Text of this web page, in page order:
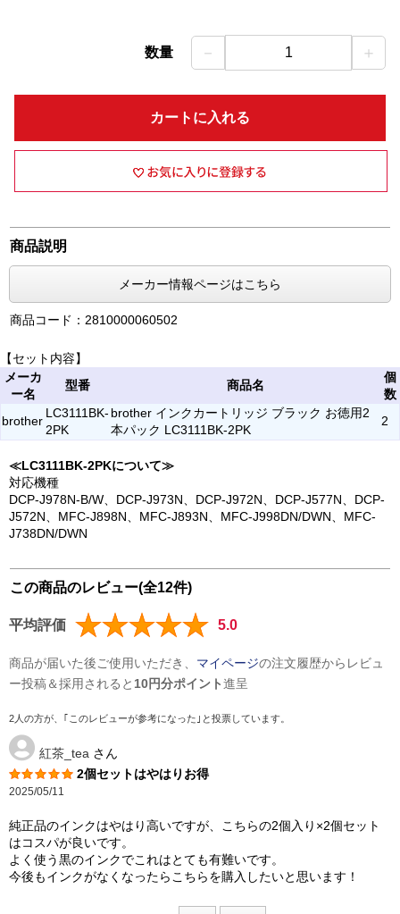
数量 － 1 ＋
カートに入れる
商品説明
メーカー情報ページはこちら
商品コード：2810000060502
【セット内容】
メーカ
ー名
型番 商品名
個
数
brother
LC3111BK-
2PK
brother インクカートリッジ ブラック お徳用2
本パック LC3111BK-2PK
2
≪LC3111BK-2PKについて≫
対応機種
DCP-J978N-B/W、DCP-J973N、DCP-J972N、DCP-J577N、DCP-
J572N、MFC-J898N、MFC-J893N、MFC-J998DN/DWN、MFC-
J738DN/DWN
この商品のレビュー(全12件)
平均評価 5.0
商品が届いた後ご使用いただき、 マイページの注文履歴からレビュ
ー投稿＆採用されると 10円分ポイント進呈
2人の方が、｢このレビューが参考になった｣と投票しています。
紅茶_tea さん
2個セットはやはりお得
2025/05/11
純正品のインクはやはり高いですが、こちらの2個入り×2個セット
はコスパが良いです。
よく使う黒のインクでこれはとても有難いです。
今後もインクがなくなったらこちらを購入したいと思います！